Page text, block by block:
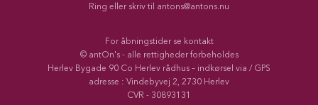
Ring eller skriv til antons@antons.nu
For åbningstider se kontakt
© antOn's - alle rettigheder forbeholdes
Herlev Bygade 90 Co Herlev rådhus – indkørsel via / GPS
adresse : Vindebyvej 2, 2730 Herlev
CVR - 30893131